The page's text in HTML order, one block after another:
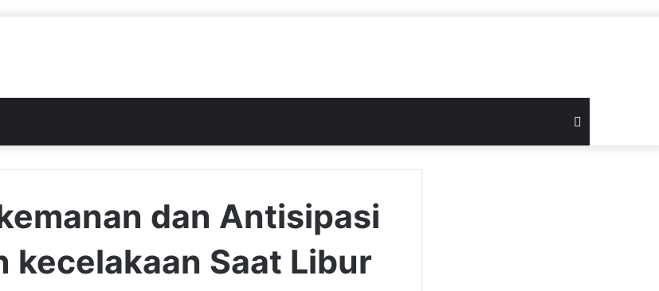
dan Antisipasi
kecelakaan Saat Libur